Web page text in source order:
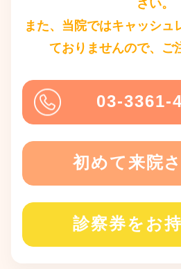
さい。
また、当院ではキャッシュ
ておりませんので、ご
03-3361-
初めて来院
診察券をお